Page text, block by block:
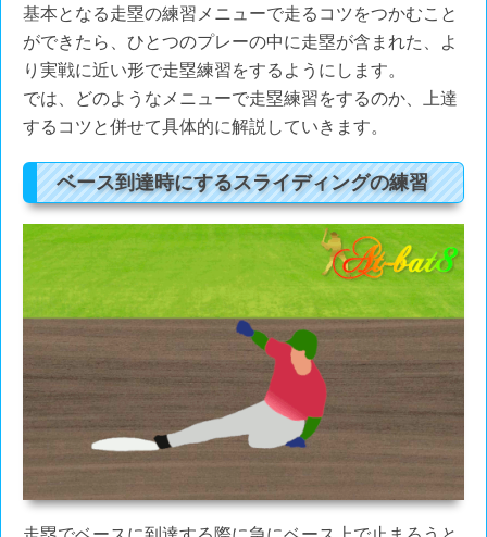
基本となる走塁の練習メニューで走るコツをつかむこと
ができたら、ひとつのプレーの中に走塁が含まれた、よ
り実戦に近い形で走塁練習をするようにします。
では、どのようなメニューで走塁練習をするのか、上達
するコツと併せて具体的に解説していきます。
ベース到達時にするスライディングの練習